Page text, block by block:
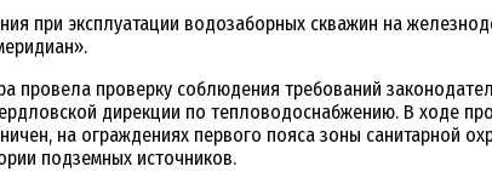
при эксплуатации водозаборных скважин на
провела проверку соблюдения требований
дирекции по тепловодоснабжению. В ходе
на ограждениях первого пояса зоны санитарной
подземных источников.